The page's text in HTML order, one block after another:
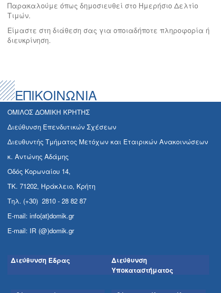
Παρακαλούμε όπως δημοσιευθεί στο Ημερήσιο Δελτίο
Τιμών.
Είμαστε στη διάθεση σας για οποιαδήποτε πληροφορία ή
διευκρίνηση.
ΕΠΙΚΟΙΝΩΝΙΑ
ΟΜΙΛΟΣ ΔΟΜΙΚΗ ΚΡΗΤΗΣ
Διεύθυνση Επενδυτικών Σχέσεων
Διευθυντής Τμήματος Μετόχων και Εταιρικών Ανακοινώσεων
κ. Αντώνης Αδάμης
Οδός Κορωναίου 14,
ΤΚ. 71202, Ηράκλειο, Κρήτη
Τηλ. (+30) 2810 - 28 82 87
E-mail: info{at}domik.gr
E-mail: IR (@)domik.gr
Διεύθυνση Έδρας
Διεύθυνση
Υποκαταστήματος